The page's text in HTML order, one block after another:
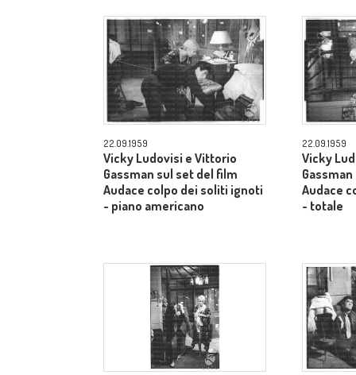
22.09.1959
Vicky Ludovisi e Vittorio
Gassman sul set del film
Audace colpo dei soliti ignoti
- piano americano
22.09.1959
Vicky
Audace
- totale